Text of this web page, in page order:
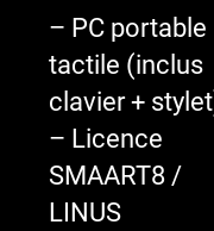
– PC portable
tactile (inclus
clavier +
– Licence
SMAART8 /
LINUS